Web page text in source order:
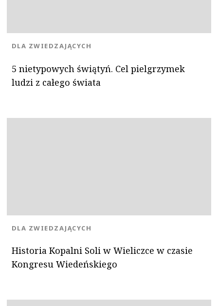
5 nietypowych świątyń. Cel pielgrzymek
ludzi z całego świata
KATEGORIA:
DLA ZWIEDZAJĄCYCH
Historia Kopalni Soli w Wieliczce w czasie
Kongresu Wiedeńskiego
KATEGORIA:
DLA ZWIEDZAJĄCYCH